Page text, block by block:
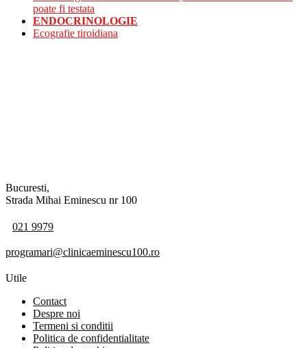
poate fi testata
ENDOCRINOLOGIE
Ecografie tiroidiana
Bucuresti,
Strada Mihai Eminescu nr 100
021 9979
programari@clinicaeminescu100.ro
Utile
Contact
Despre noi
Termeni si conditii
Politica de confidentialitate